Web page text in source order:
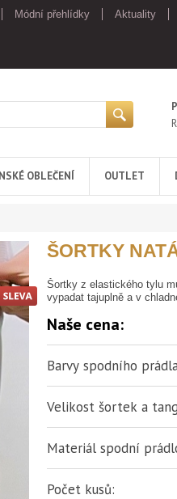
Módní přehlídky Aktuality
OBLEČENÍ OUTLET
ŠORTKY
Šortky z elastického tylu
vypadat tajuplně a v
Naše cena:
Barvy spodního
Velikost šortek a tang
Materiál spodní
Počet kusů: